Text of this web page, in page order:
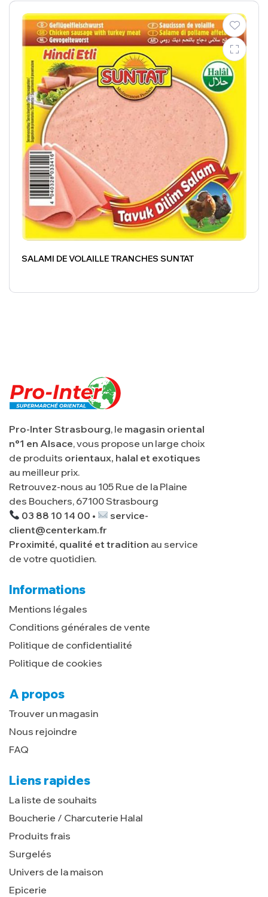
SALAMI DE VOLAILLE TRANCHES SUNTAT
Pro-Inter Strasbourg, le magasin oriental
n°1 en Alsace, vous propose un large choix
de produits orientaux, halal et exotiques
au meilleur prix.
Retrouvez-nous au 105 Rue de la Plaine
des Bouchers, 67100 Strasbourg
03 88 10 14 00 •
service-
client@centerkam.fr
Proximité, qualité et tradition au service
de votre quotidien.
Informations
Mentions légales
Conditions générales de vente
Politique de confidentialité
Politique de cookies
A propos
Trouver un magasin
Nous rejoindre
FAQ
Liens rapides
La liste de souhaits
Boucherie / Charcuterie Halal
Produits frais
Surgelés
Univers de la maison
Epicerie